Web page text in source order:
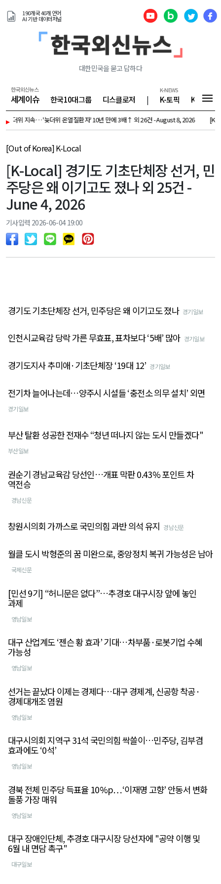
190개국 40개 언어
AI 기반 데이터저널
대한민국을 묻고 답하다
한국외신뉴스
세계이슈 한국10대그룹 디스클로저 |
K-NEWS
K-토픽 K-기업
▸
위 지속… '늦더위 온열질환자' 10년 만에 3배↑ 외 26건 - August 8, 2026 [K-Topic]
[Out of Korea] K-Local
[K-Local] 경기도 기초단체장 선거, 민
주당은 왜 이기고도 졌나 외 25건 -
June 4, 2026
기사입력 2026-06-04 19:00
경기도 기초단체장 선거, 민주당은 왜 이기고도 졌나 경기일보
인천시교육감 당락 가른 무효표, 표차보다 ‘5배’ 많아 경기일보
경기도지사 추미애·기초단체장 ‘19대 12’ 경기일보
전기차 늘어나는데…양주시 시설들 ‘충전소 의무 설치’ 외면
경기일보
부산 탈환 성공한 전재수 “청년 떠나지 않는 도시 만들겠다"
부산일보
권순기 경남교육감 당선인…개표 막판 0.43% 포인트 차
역전승
경남신문
창원시의회 가까스로 국민의힘 과반 의석 유지 경남신문
월클 도시 박형준의 꿈 미완으로, 중앙정치 복귀 가능성은 남아
국제신문
[민선 9기] “허니문은 없다”…추경호 대구시장 앞에 놓인
과제
영남일보
대구 산업계도 ‘젠슨 황 효과’ 기대…차부품·로봇기업 수혜
가능성
영남일보
선거는 끝났다 이제는 경제다…대구 경제계, 신공항 착공·
경제대개조 염원
영남일보
대구시의회 지역구 31석 국민의힘 싹쓸이…민주당, 김부겸
효과에도 ‘0석’
영남일보
경북 전체 민주당 득표율 10%p…‘이재명 고향’ 안동서 변화
돌풍 가장 매워
영남일보
대구 장애인단체, 추경호 대구시장 당선자에 "공약 이행 및
6월 내 면담 촉구"
대구일보